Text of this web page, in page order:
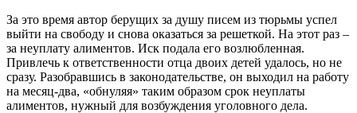
За это время автор берущих за душу писем из тюрьмы успел
выйти на свободу и снова оказаться за решеткой. На этот раз –
за неуплату алиментов. Иск подала его возлюбленная.
Привлечь к ответственности отца двоих детей удалось, но не
сразу. Разобравшись в законодательстве, он выходил на работу
на месяц-два, «обнуляя» таким образом срок неуплаты
алиментов, нужный для возбуждения уголовного дела.